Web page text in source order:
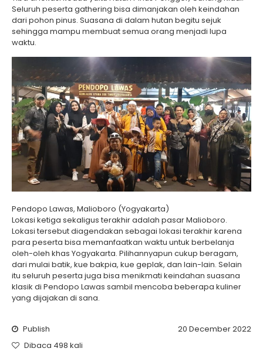
Seluruh peserta gathering bisa dimanjakan oleh keindahan
dari pohon pinus. Suasana di dalam hutan begitu sejuk
sehingga mampu membuat semua orang menjadi lupa
waktu.
Pendopo Lawas, Malioboro (Yogyakarta)
Lokasi ketiga sekaligus terakhir adalah pasar Malioboro.
Lokasi tersebut diagendakan sebagai lokasi terakhir karena
para peserta bisa memanfaatkan waktu untuk berbelanja
oleh-oleh khas Yogyakarta. Pilihannyapun cukup beragam,
dari mulai batik, kue bakpia, kue geplak, dan lain-lain. Selain
itu seluruh peserta juga bisa menikmati keindahan suasana
klasik di Pendopo Lawas sambil mencoba beberapa kuliner
yang dijajakan di sana.
Publish
20 December 2022
Dibaca 498 kali